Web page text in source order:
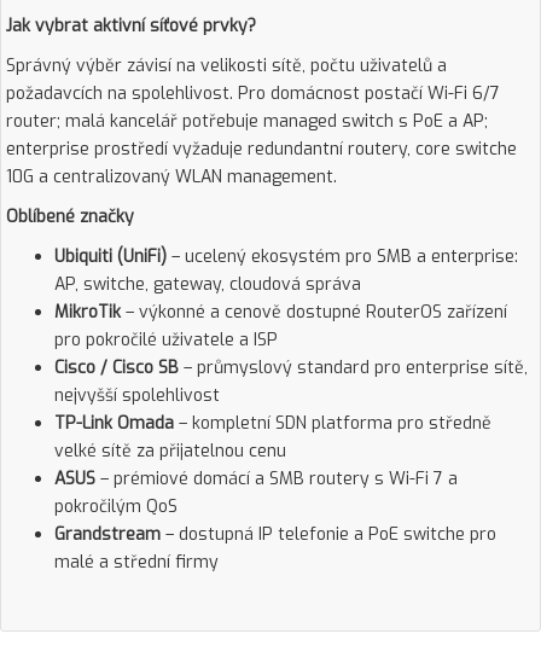
Jak vybrat aktivní síťové prvky?
Správný výběr závisí na velikosti sítě, počtu uživatelů a
požadavcích na spolehlivost. Pro domácnost postačí Wi-Fi 6/7
router; malá kancelář potřebuje managed switch s PoE a AP;
enterprise prostředí vyžaduje redundantní routery, core switche
10G a centralizovaný WLAN management.
Oblíbené značky
Ubiquiti (UniFi) – ucelený ekosystém pro SMB a enterprise:
AP, switche, gateway, cloudová správa
MikroTik– výkonné a cenově dostupné RouterOS zařízení
pro pokročilé uživatele a ISP
Cisco / Cisco SB – průmyslový standard pro enterprise sítě,
nejvyšší spolehlivost
TP-Link Omada – kompletní SDN platforma pro středně
velké sítě za přijatelnou cenu
ASUS – prémiové domácí a SMB routery s Wi-Fi 7 a
pokročilým QoS
Grandstream – dostupná IP telefonie a PoE switche pro
malé a střední firmy